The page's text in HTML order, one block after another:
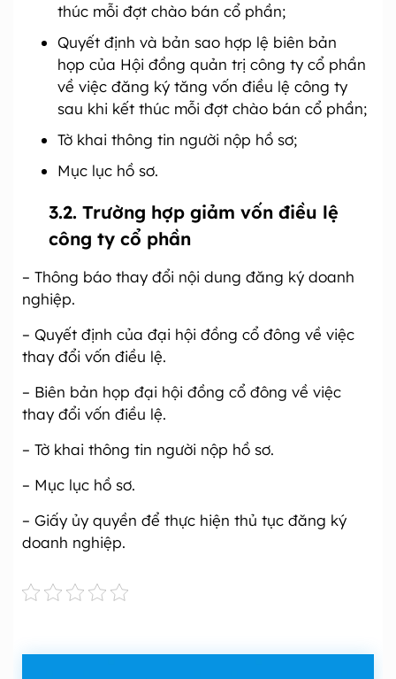
thúc mỗi đợt chào bán cổ phần;
Quyết định và bản sao hợp lệ biên bản
họp của Hội đồng quản trị công ty cổ phần
về việc đăng ký tăng vốn điều lệ công ty
sau khi kết thúc mỗi đợt chào bán cổ phần;
Tờ khai thông tin người nộp hồ sơ;
Mục lục hồ sơ.
3.2. Trường hợp giảm vốn điều lệ
công ty cổ phần
– Thông báo thay đổi nội dung đăng ký doanh
nghiệp.
– Quyết định của đại hội đồng cổ đông về việc
thay đổi vốn điều lệ.
– Biên bản họp đại hội đồng cổ đông về việc
thay đổi vốn điều lệ.
– Tờ khai thông tin người nộp hồ sơ.
– Mục lục hồ sơ.
– Giấy ủy quyền để thực hiện thủ tục đăng ký
doanh nghiệp.